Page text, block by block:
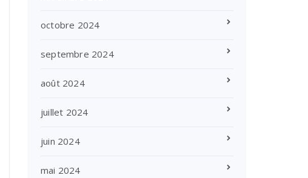
octobre 2024
septembre 2024
août 2024
juillet 2024
juin 2024
mai 2024